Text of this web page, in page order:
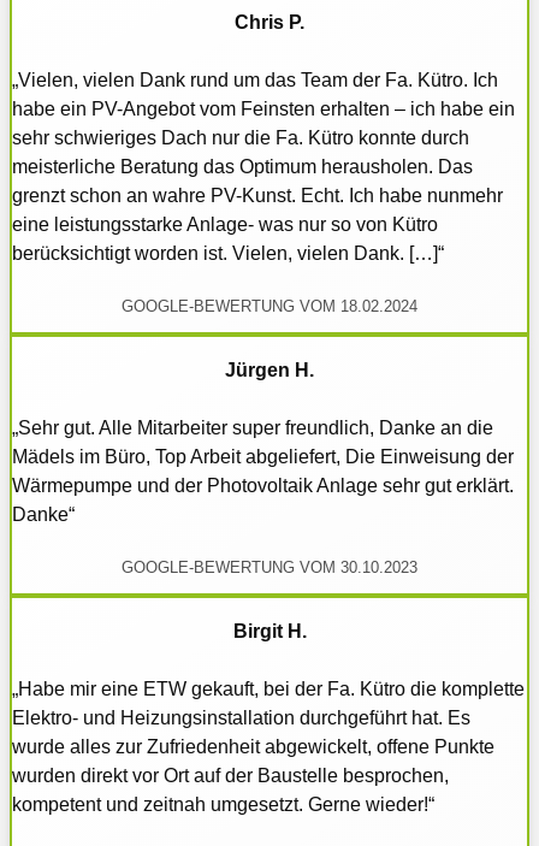
Chris P.
„Vielen, vielen Dank rund um das Team der Fa. Kütro. Ich
habe ein PV-Angebot vom Feinsten erhalten – ich habe ein
sehr schwieriges Dach nur die Fa. Kütro konnte durch
meisterliche Beratung das Optimum herausholen. Das
grenzt schon an wahre PV-Kunst. Echt. Ich habe nunmehr
eine leistungsstarke Anlage- was nur so von Kütro
berücksichtigt worden ist. Vielen, vielen Dank. […]“
GOOGLE-BEWERTUNG VOM 18.02.2024
Jürgen H.
„Sehr gut. Alle Mitarbeiter super freundlich, Danke an die
Mädels im Büro, Top Arbeit abgeliefert, Die Einweisung der
Wärmepumpe und der Photovoltaik Anlage sehr gut erklärt.
Danke“
GOOGLE-BEWERTUNG VOM 30.10.2023
Birgit H.
„Habe mir eine ETW gekauft, bei der Fa. Kütro die komplette
Elektro- und Heizungsinstallation durchgeführt hat. Es
wurde alles zur Zufriedenheit abgewickelt, offene Punkte
wurden direkt vor Ort auf der Baustelle besprochen,
kompetent und zeitnah umgesetzt. Gerne wieder!“